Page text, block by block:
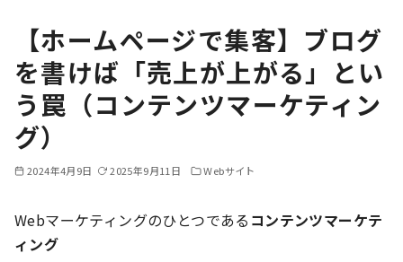
【ホームページで集客】ブログ
を書けば「売上が上がる」とい
う罠（コンテンツマーケティン
グ）
2024年4月9日 2025年9月11日 Webサイト
Webマーケティングのひとつである コンテンツマーケテ
ィング